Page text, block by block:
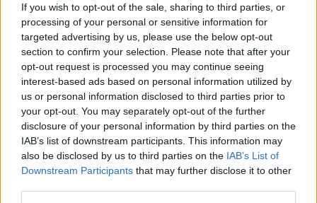
If you wish to opt-out of the sale, sharing to third parties, or
processing of your personal or sensitive information for
targeted advertising by us, please use the below opt-out
section to confirm your selection. Please note that after your
opt-out request is processed you may continue seeing
interest-based ads based on personal information utilized by
us or personal information disclosed to third parties prior to
your opt-out. You may separately opt-out of the further
disclosure of your personal information by third parties on the
IAB’s list of downstream participants. This information may
also be disclosed by us to third parties on the IAB’s List of
Downstream Participants that may further disclose it to other